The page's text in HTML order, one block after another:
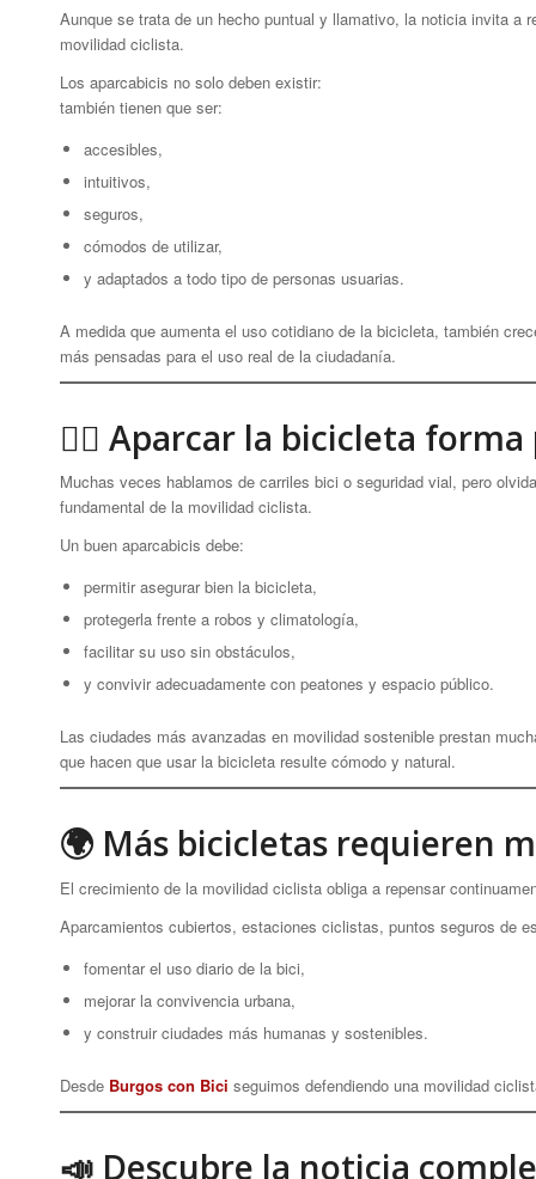
Aunque se trata de un hecho puntual y llamativo, la noticia invita a
movilidad ciclista.
Los aparcabicis no solo deben existir:
también tienen que ser:
accesibles,
intuitivos,
seguros,
cómodos de utilizar,
y adaptados a todo tipo de personas usuarias.
A medida que aumenta el uso cotidiano de la bicicleta, también
más pensadas para el uso real de la ciudadanía.
🚴‍♀️ Aparcar la bicicleta
Muchas veces hablamos de carriles bici o seguridad vial, pero
fundamental de la movilidad ciclista.
Un buen aparcabicis debe:
permitir asegurar bien la bicicleta,
protegerla frente a robos y climatología,
facilitar su uso sin obstáculos,
y convivir adecuadamente con peatones y espacio público.
Las ciudades más avanzadas en movilidad sostenible prestan
que hacen que usar la bicicleta resulte cómodo y natural.
🌍 Más bicicletas requieren
El crecimiento de la movilidad ciclista obliga a repensar
Aparcamientos cubiertos, estaciones ciclistas, puntos seguros de
fomentar el uso diario de la bici,
mejorar la convivencia urbana,
y construir ciudades más humanas y sostenibles.
Desde Burgos con Bici seguimos defendiendo una movilidad
📣 Descubre la noticia